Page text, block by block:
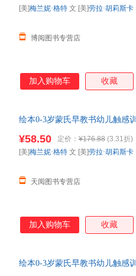
博阅图书专营店
[美]梅兰妮·格特 文 [美]劳拉·胡莉斯卡
加入购物车 收藏
绘本0-3岁蒙氏早教书幼儿触感
¥58.50 定价： ¥176.88 (3.31折)
天阅图书专营店
[美]梅兰妮·格特 文 [美]劳拉·胡莉斯卡
加入购物车 收藏
绘本0-3岁蒙氏早教书幼儿触感